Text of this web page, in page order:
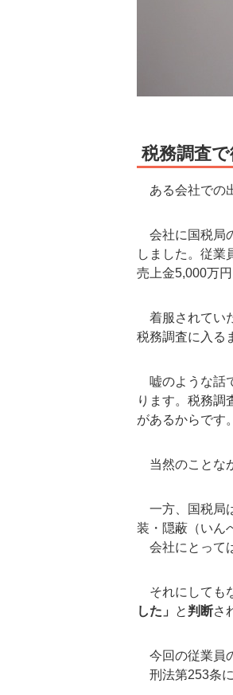
税務調査
ある会社での
会社に国税局
しました。従業
売上金5,000万
着服されてい
税務調査に入る
嘘のような話
ります。税務調
があるからです。
当然のことな
一方、国税局
装・隠蔽（いん
会社にとって
それにしても
した」
と 判断さ
今回の従業員
刑法第253条に